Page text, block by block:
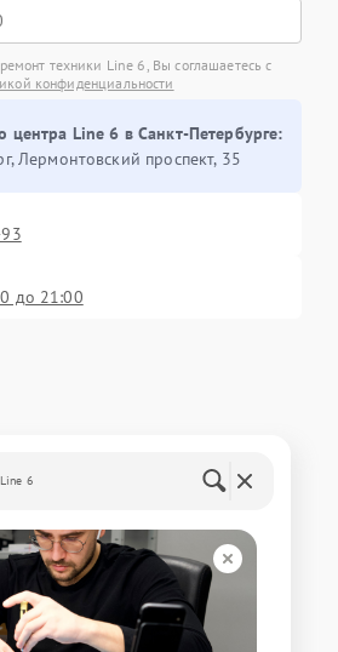
техники Line 6, Вы соглашаетесь с
конфиденциальности
центра Line 6 в Санкт-Петербурге:
Лермонтовский проспект, 35
до 21:00
6